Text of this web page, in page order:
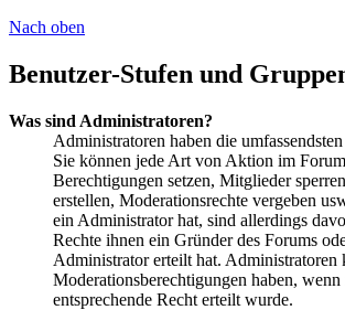
Nach oben
Benutzer-Stufen und
Was sind Administratoren?
Administratoren haben die
Sie können jede Art von Aktion im
Berechtigungen setzen, Mitglieder
erstellen, Moderationsrechte vergeben
ein Administrator hat, sind allerdings
Rechte ihnen ein Gründer des Forums
Administrator erteilt hat. Administratoren
Moderationsberechtigungen haben, wenn
entsprechende Recht erteilt wurde.